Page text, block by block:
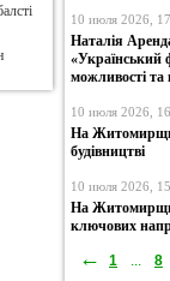
10 июля 2026,
Наталія
«Український
можливості
10 июля 2026,
На
будівництві
10 июля 2026,
На
ключових
← 1 ... 8